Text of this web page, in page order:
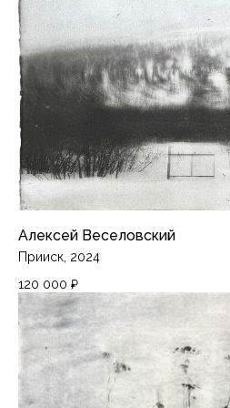
Алексей Веселовский
Прииск, 2024
120 000 ₽
Разработка сайта